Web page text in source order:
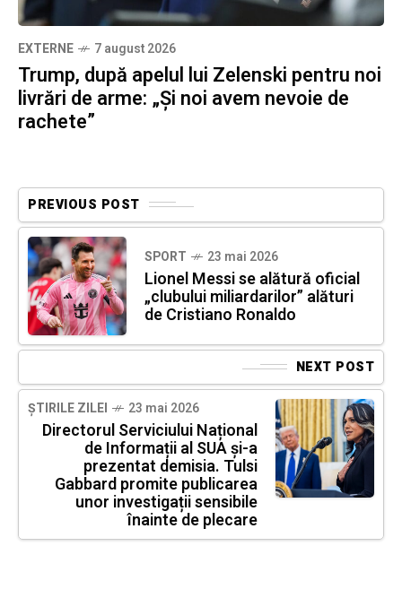
EXTERNE 7 august 2026
Trump, după apelul lui Zelenski pentru noi
livrări de arme: „Și noi avem nevoie de
rachete”
PREVIOUS POST
SPORT 23 mai 2026
Lionel Messi se alătură oficial
„clubului miliardarilor” alături
de Cristiano Ronaldo
NEXT POST
ȘTIRILE ZILEI 23 mai 2026
Directorul Serviciului Național
de Informații al SUA și-a
prezentat demisia. Tulsi
Gabbard promite publicarea
unor investigații sensibile
înainte de plecare